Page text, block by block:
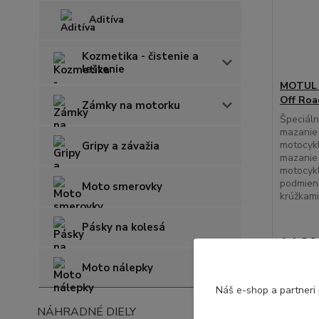
Aditíva
Kozmetika - čistenie a
leštenie
Zámky na motorku
Gripy a závažia
Moto smerovky
Pásky na kolesá
Moto nálepky
NÁHRADNÉ DIELY
Off
Náš e-shop a partneri